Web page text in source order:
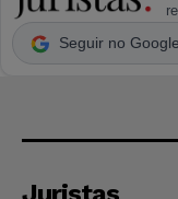
Seguir no Google